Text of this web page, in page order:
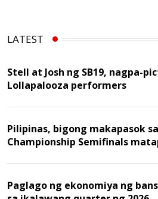
LATEST
Stell at Josh ng SB19, nagpa-
Lollapalooza performers
Pilipinas, bigong makapasok sa
Championship Semifinals
Paglago ng ekonomiya ng